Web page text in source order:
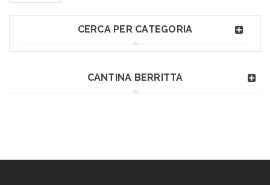
CERCA PER CATEGORIA
CANTINA BERRITTA